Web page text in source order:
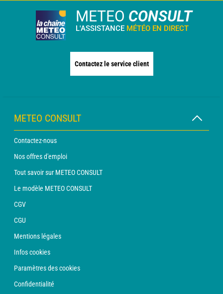
METEO CONSULT
L'ASSISTANCE MÉTÉO EN DIRECT
Contactez le service client
METEO CONSULT
Contactez-nous
Nos offres d'emploi
Tout savoir sur METEO CONSULT
Le modèle METEO CONSULT
CGV
CGU
Mentions légales
Infos cookies
Paramètres des cookies
Confidentialité